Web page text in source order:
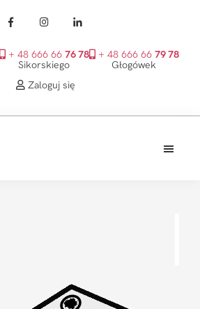
+ 48 666 66 76 78
Sikorskiego
+ 48 666 66 79 78
Głogówek
Zaloguj się